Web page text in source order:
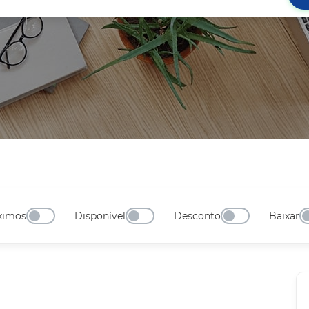
Disponível Desconto Baixar